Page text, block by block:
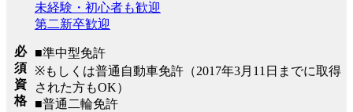
必
須
資
格
未経験・初心者も歓迎
第二新卒歓迎
■準中型免許
※もしくは普通自動車免許（2017年3月11日までに取得
された方もOK）
■普通二輪免許